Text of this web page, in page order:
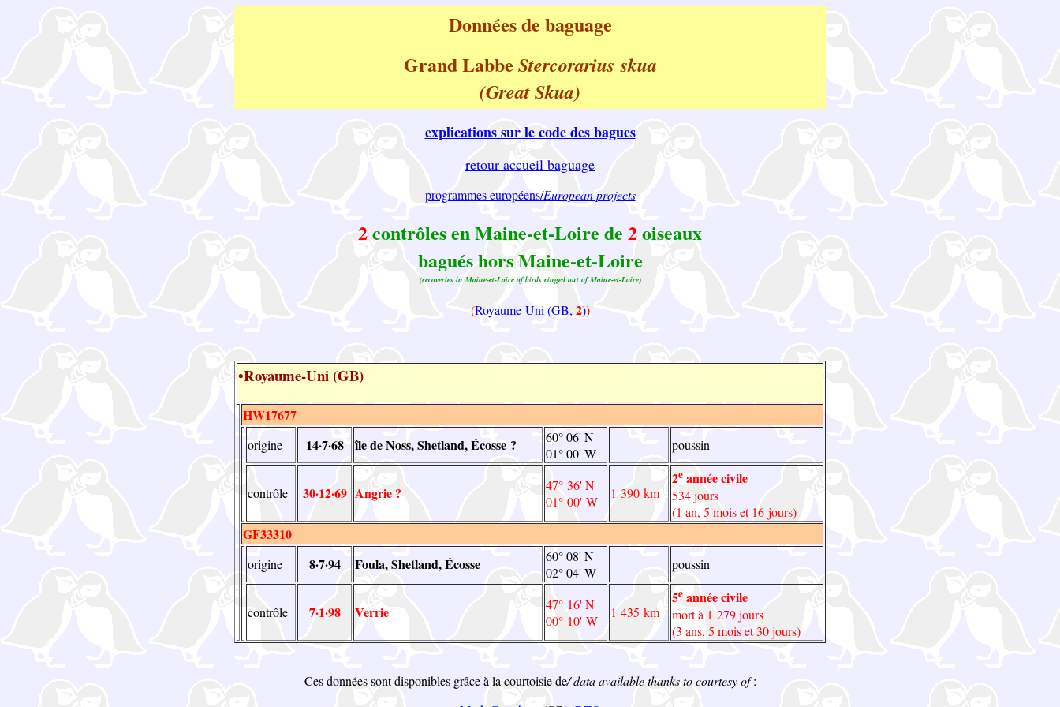
Données de baguage
Grand Labbe Stercorarius skua
(Great Skua)
explications sur le code des bagues
retour accueil baguage
programmes européens/European projects
2contrôles en Maine-et-Loire de 2oiseaux
bagués hors Maine-et-Loire
(recoveries in Maine-et-Loire of birds ringed out of Maine-et-Loire)
(Royaume-Uni (GB, 2))
•Royaume-Uni (GB)
HW17677
origine 14·7·68 île de Noss, Shetland, Écosse ?
60° 06' N
01° 00' W
poussin
contrôle 30·12·69 Angrie ?
47° 36' N
01° 00' W
1 390 km
2e année civile
534 jours
(1 an, 5 mois et 16 jours)
GF33310
origine 8·7·94 Foula, Shetland, Écosse
60° 08' N
02° 04' W
poussin
contrôle 7·1·98 Verrie
47° 16' N
00° 10' W
1 435 km
5e année civile
mort à 1 279 jours
(3 ans, 5 mois et 30 jours)
Ces données sont disponibles grâce à la courtoisie de/ data available thanks to courtesy of: